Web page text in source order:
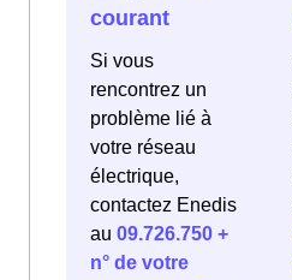
courant
Si vous
rencontrez un
problème lié à
votre réseau
électrique,
contactez Enedis
au 09.726.750 +
n° de votre